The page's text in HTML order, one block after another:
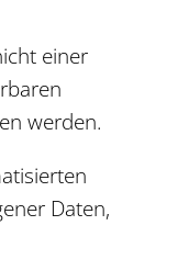
einer
werden.
Daten,